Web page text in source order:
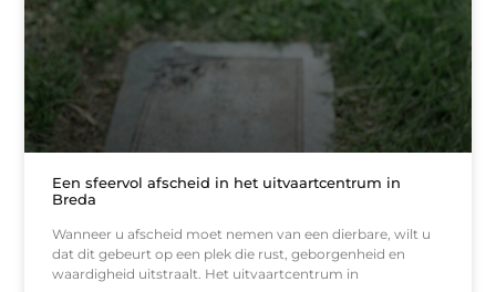
Een sfeervol afscheid in het uitvaartcentrum in
Breda
Wanneer u afscheid moet nemen van een dierbare, wilt u
dat dit gebeurt op een plek die rust, geborgenheid en
waardigheid uitstraalt. Het uitvaartcentrum in